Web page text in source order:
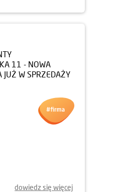
11 - NOWA
JUŻ W SPRZEDAŻY
dowiedz się więcej